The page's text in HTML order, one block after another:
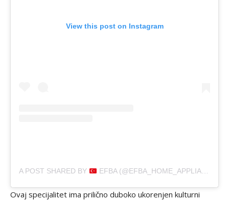
View this post on Instagram
A POST SHARED BY EFBA (@EFBA_HOME_APPLIANCES_TURKEY)
Ovaj specijalitet ima prilično duboko ukorenjen kulturni